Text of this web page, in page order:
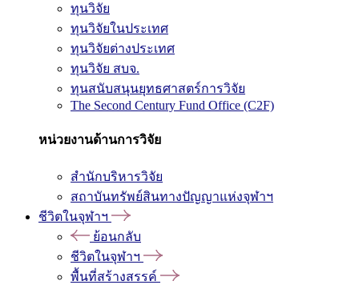
ทุนวิจัย
ทุนวิจัยในประเทศ
ทุนวิจัยต่างประเทศ
ทุนวิจัย สบจ.
ทุนสนับสนุนยุทธศาสตร์การวิจัย
The Second Century Fund Office (C2F)
หน่วยงานด้านการวิจัย
สำนักบริหารวิจัย
สถาบันทรัพย์สินทางปัญญาแห่งจุฬาฯ
ชีวิตในจุฬาฯ
ย้อนกลับ
ชีวิตในจุฬาฯ
พื้นที่สร้างสรรค์